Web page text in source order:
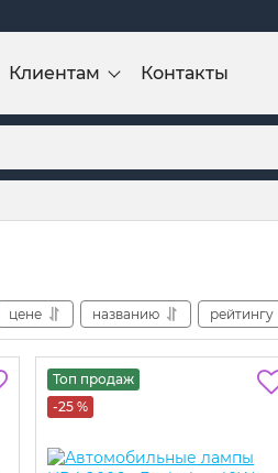
Клиентам Контакты
цене названию рейтингу
Топ продаж
-25 %